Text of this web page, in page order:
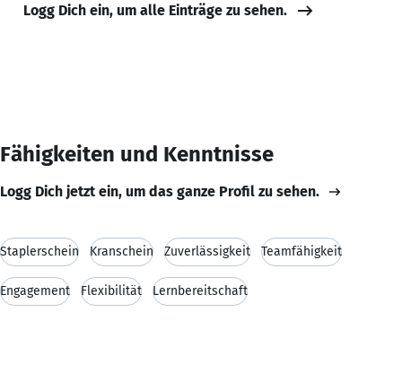
Logg Dich ein, um alle Einträge zu sehen.
Fähigkeiten und Kenntnisse
Logg Dich jetzt ein, um das ganze Profil zu sehen.
Staplerschein Kranschein Zuverlässigkeit Teamfähigkeit
Engagement Flexibilität Lernbereitschaft